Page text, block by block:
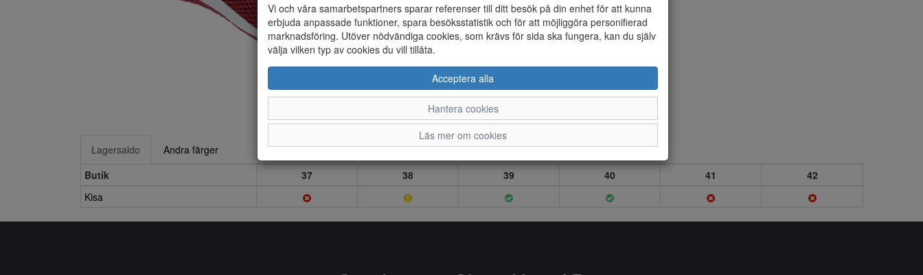
Lagersaldo
Andra färger
Butik
37 38 39 40 41
42
Kisa
Vi och våra samarbetspartners sparar referenser till ditt besök på din enhet för att kunna
erbjuda anpassade funktioner, spara besöksstatistik och för att möjliggöra personifierad
marknadsföring. Utöver nödvändiga cookies, som krävs för sida ska fungera, kan du själv
välja vilken typ av cookies du vill tillåta.
Acceptera alla
Hantera cookies
Läs mer om cookies